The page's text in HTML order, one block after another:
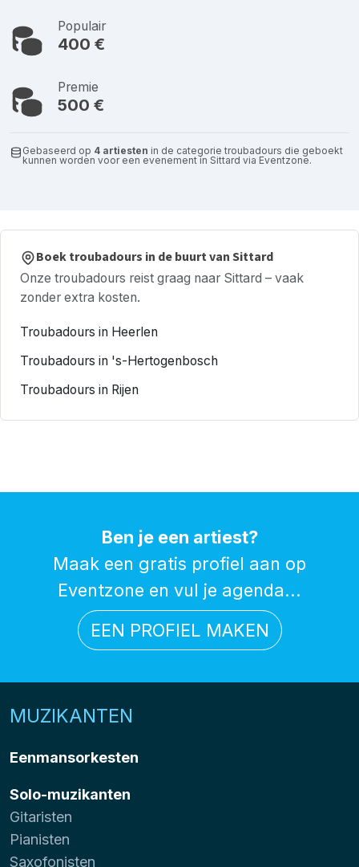
Populair
400 €
Premie
500 €
Gebaseerd op 4 artiesten in de categorie troubadours die geboekt
kunnen worden voor een evenement in Sittard via Eventzone.
Boek troubadours in de buurt van Sittard
Onze troubadours reist graag naar Sittard – vaak
zonder extra kosten.
Troubadours in Heerlen
Troubadours in 's-Hertogenbosch
Troubadours in Rijen
Ben je een artiest?
Maak een gratis profiel aan op
Eventzone en vul je agenda...
EEN PROFIEL MAKEN
MUZIKANTEN
Eenmansorkesten
Solo-muzikanten
Gitaristen
Pianisten
Saxofonisten